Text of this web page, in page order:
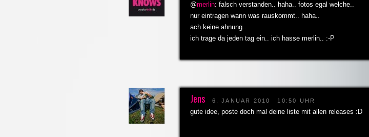
@merlin: falsch verstanden.. haha.. fotos egal welche..
nur eintragen wann was rauskommt.. haha..
ach keine ahnung..
ich trage da jeden tag ein.. ich hasse merlin.. :-P
Jens 6. JANUAR 2010 10:50 UHR
gute idee, poste doch mal deine liste mit allen releases :D